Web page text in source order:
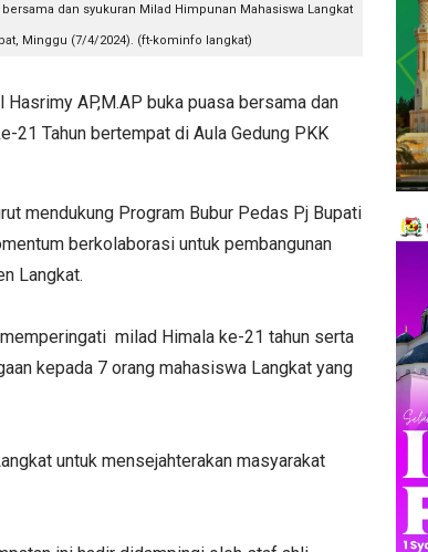
dan syukuran Milad Himpunan Mahasiswa Langkat
Minggu (7/4/2024). (ft-kominfo langkat)
Hasrimy AP,M.AP buka puasa bersama dan
21 Tahun bertempat di Aula Gedung PKK
mendukung Program Bubur Pedas Pj Bupati
berkolaborasi untuk pembangunan
Langkat.
milad Himala ke-21 tahun serta
kepada 7 orang mahasiswa Langkat yang
untuk mensejahterakan masyarakat